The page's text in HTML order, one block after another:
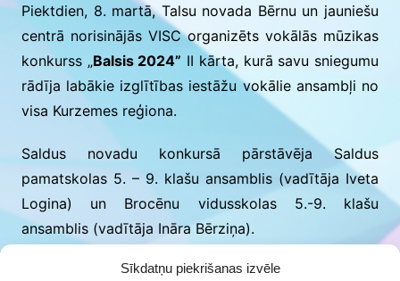
Sīkdatņu piekrišanas izvēle
Piektdien, 8. martā, Talsu novada Bērnu un jauniešu
centrā norisinājās VISC organizēts vokālās mūzikas
konkurss „Balsis 2024” II kārta, kurā savu sniegumu
rādīja labākie izglītības iestāžu vokālie ansambļi no
visa Kurzemes reģiona.
Saldus novadu konkursā pārstāvēja Saldus
pamatskolas 5. – 9. klašu ansamblis (vadītāja Iveta
Logina) un Brocēnu vidusskolas 5.-9. klašu
ansamblis (vadītāja Ināra Bērziņa).
Priecājamies un lepojamies ar Saldus novada